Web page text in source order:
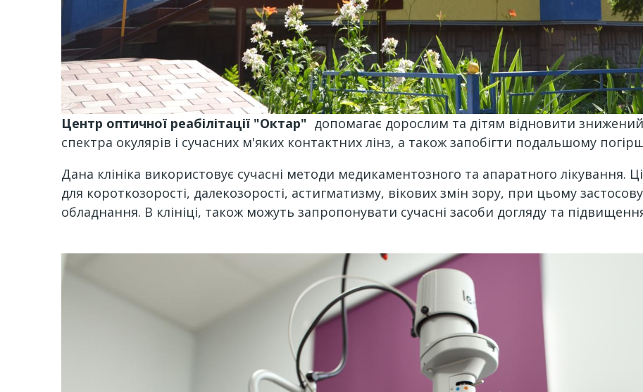
Центр оптичної реабілітації "Октар" допомагає дорослим та дітям відновити
спектра окулярів і сучасних м'яких контактних лінз, а також запобігти подальшому
Дана клініка використовує сучасні методи медикаментозного та апаратного лікування.
для короткозорості, далекозорості, астигматизму, вікових змін зору, при цьому
обладнання. В клініці, також можуть запропонувати сучасні засоби догляду та